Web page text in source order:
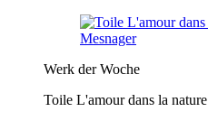
Werk der Woche
Toile L'amour dans la nature